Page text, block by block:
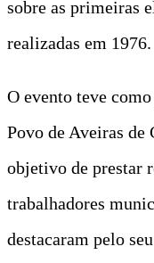
sobre as primeiras
realizadas em 1976.
O evento teve
Povo de Aveiras de
objetivo de prestar
trabalhadores
destacaram pelo